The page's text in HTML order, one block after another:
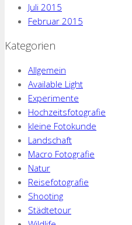
Juli 2015
Februar 2015
Kategorien
Allgemein
Available Light
Experimente
Hochzeitsfotografie
kleine Fotokunde
Landschaft
Macro Fotografie
Natur
Reisefotografie
Shooting
Städtetour